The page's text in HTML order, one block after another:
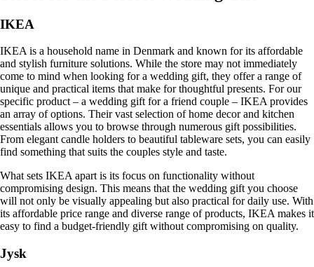
IKEA
IKEA is a household name in Denmark and known for its affordable
and stylish furniture solutions. While the store may not immediately
come to mind when looking for a wedding gift, they offer a range of
unique and practical items that make for thoughtful presents. For our
specific product – a wedding gift for a friend couple – IKEA provides
an array of options. Their vast selection of home decor and kitchen
essentials allows you to browse through numerous gift possibilities.
From elegant candle holders to beautiful tableware sets, you can easily
find something that suits the couples style and taste.
What sets IKEA apart is its focus on functionality without
compromising design. This means that the wedding gift you choose
will not only be visually appealing but also practical for daily use. With
its affordable price range and diverse range of products, IKEA makes it
easy to find a budget-friendly gift without compromising on quality.
Jysk